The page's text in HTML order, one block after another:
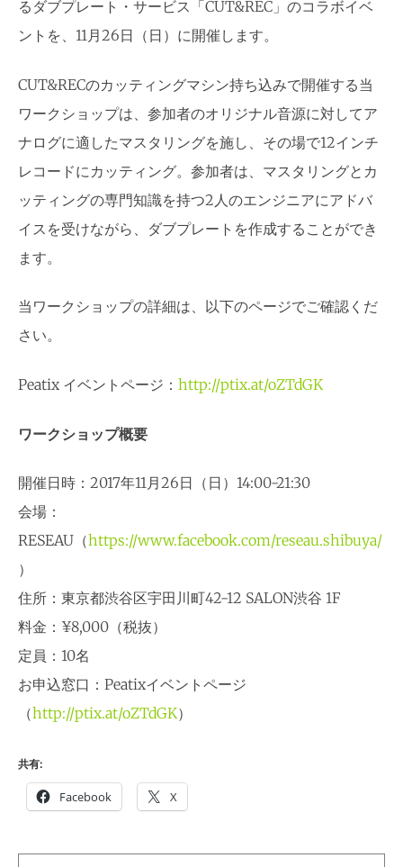
るダブプレート・サービス「CUT&REC」のコラボイベ
ントを、11月26日（日）に開催します。
CUT&RECのカッティングマシン持ち込みで開催する当
ワークショップは、参加者のオリジナル音源に対してア
ナログに適したマスタリングを施し、その場で12インチ
レコードにカッティング。参加者は、マスタリングとカ
ッティングの専門知識を持つ2人のエンジニアにアドバ
イスを受けながら、ダブプレートを作成することができ
ます。
当ワークショップの詳細は、以下のページでご確認くだ
さい。
Peatix イベントページ： http://ptix.at/oZTdGK
ワークショップ概要
開催日時：2017年11月26日（日）14:00-21:30
会場：
RESEAU（https://www.facebook.com/reseau.shibuya/
）
住所：東京都渋谷区宇田川町42-12 SALON渋谷 1F
料金：¥8,000（税抜）
定員：10名
お申込窓口：Peatixイベントページ
（http://ptix.at/oZTdGK）
共有:
Facebook X